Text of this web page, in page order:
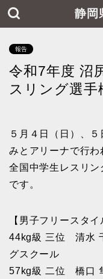
静岡
報告
令和7年度 沼
スリング選手
５月４日（日）、
みとアリーナで行
全国中学生レスリン
です。
【男子フリースタイ
44kg級 三位 清水
グスクール
57kg級 二位 橋口